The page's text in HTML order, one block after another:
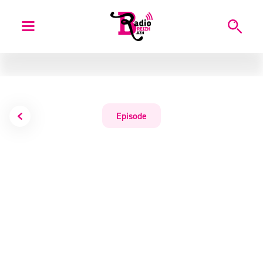
Episode